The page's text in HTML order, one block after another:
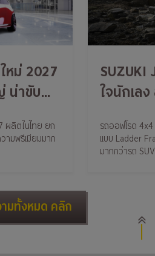
หม่ 2027
น่าขับ
ผลิตในไทย ยก
ามพรีเมียมมาก
SUZUKI
ใจนักเล
รถออฟโรด
แบบ Ladder
มากกว่ารถ
มทั้งหมด คลิก